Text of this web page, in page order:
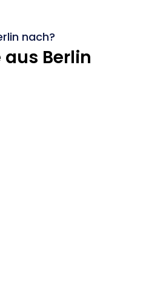
nach?
aus Berlin